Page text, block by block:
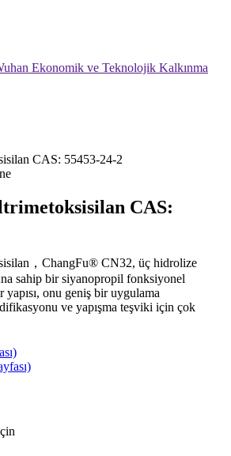
Ekonomik ve Teknolojik Kalkınma
CAS: 55453-24-2
CAS:
，ChangFu® CN32, üç hidrolize
sahip bir siyanopropil fonksiyonel
yapısı, onu geniş bir uygulama
ve yapışma teşviki için çok